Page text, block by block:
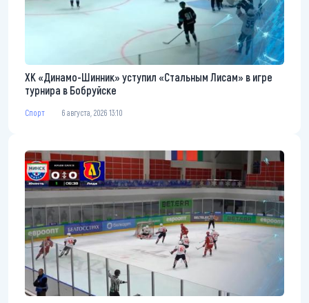
ХК «Динамо-Шинник» уступил «Стальным Лисам» в игре
турнира в Бобруйске
Спорт 6 августа, 2026 13:10